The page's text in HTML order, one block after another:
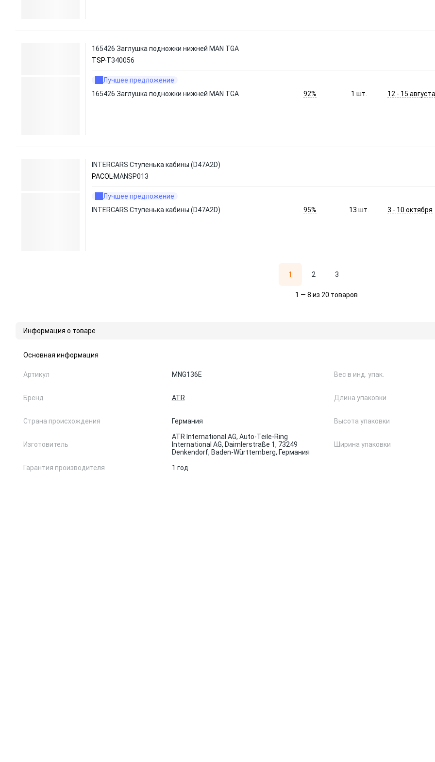
165426 Заглушка подножки нижней MAN TGA
TSP T340056
Лучшее предложение
165426 Заглушка подножки нижней MAN TGA
92% 1шт. 12 - 15 августа
INTERCARS Ступенька кабины (D47A2D)
PACOL MANSP013
Лучшее предложение
INTERCARS Ступенька кабины (D47A2D)
95% 13шт. 3 - 10 октября
1 2 3
1 — 8 из 20 товаров
Информация о товаре
Основная информация
Артикул MNG136E
Бренд ATR
Страна происхождения Германия
Изготовитель
ATR International AG, Auto-Teile-Ring
International AG, Daimlerstraße 1, 73249
Denkendorf, Baden-Württemberg, Германия
Гарантия производителя
1 год
Вес в инд. упак.
Длина упаковки
Высота упаковки
Ширина упаковки